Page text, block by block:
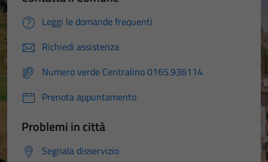
Leggi le domande frequenti
Richiedi assistenza
Numero verde Centralino 0165.936114
Prenota appuntamento
Problemi in città
Segnala disservizio